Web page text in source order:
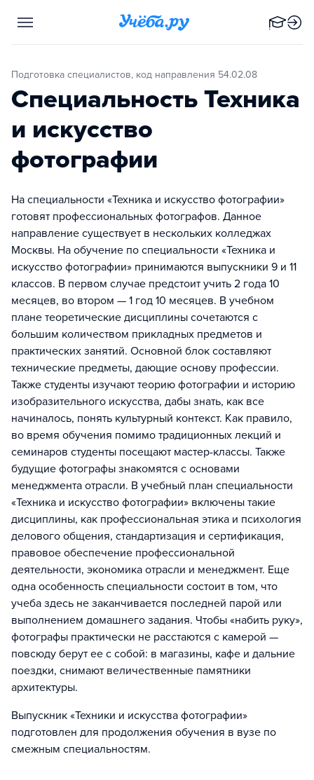
Подготовка специалистов, код направления 54.02.08
Специальность Техника
и искусство
фотографии
На специальности «Техника и искусство фотографии»
готовят профессиональных фотографов. Данное
направление существует в нескольких колледжах
Москвы. На обучение по специальности «Техника и
искусство фотографии» принимаются выпускники 9 и 11
классов. В первом случае предстоит учить 2 года 10
месяцев, во втором — 1 год 10 месяцев. В учебном
плане теоретические дисциплины сочетаются с
большим количеством прикладных предметов и
практических занятий. Основной блок составляют
технические предметы, дающие основу профессии.
Также студенты изучают теорию фотографии и историю
изобразительного искусства, дабы знать, как все
начиналось, понять культурный контекст. Как правило,
во время обучения помимо традиционных лекций и
семинаров студенты посещают мастер-классы. Также
будущие фотографы знакомятся с основами
менеджмента отрасли. В учебный план специальности
«Техника и искусство фотографии» включены такие
дисциплины, как профессиональная этика и психология
делового общения, стандартизация и сертификация,
правовое обеспечение профессиональной
деятельности, экономика отрасли и менеджмент. Еще
одна особенность специальности состоит в том, что
учеба здесь не заканчивается последней парой или
выполнением домашнего задания. Чтобы «набить руку»,
фотографы практически не расстаются с камерой —
повсюду берут ее с собой: в магазины, кафе и дальние
поездки, снимают величественные памятники
архитектуры.
Выпускник «Техники и искусства фотографии»
подготовлен для продолжения обучения в вузе по
смежным специальностям.